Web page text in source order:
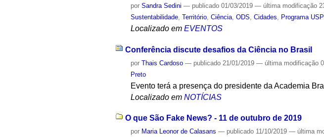
porSandra Sedini — publicado 01/03/2019— última modificação
Sustentabilidade ,Território ,Ciência ,ODS ,Cidades Programa
Localizado em EVENTOS
Conferência discute desafios da Ciência no Brasil
porThais Cardoso — publicado 21/01/2019— última modificação
Preto
Evento terá a presença do presidente da Academia
Localizado em NOTÍCIAS
O que São Fake News? - 11 de outubro de 2019
por Maria Leonor de Calasans — publicado 11/10/2019— última